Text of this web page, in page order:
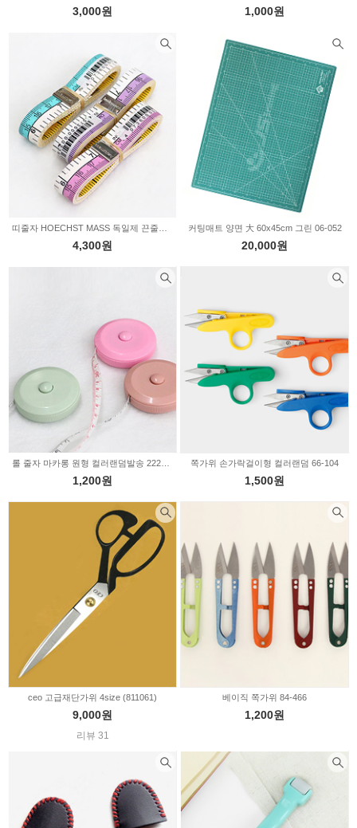
3,000원 1,000원
띠줄자 HOECHST MASS 독일제 끈줄자 컬러랜덤 2235548
4,300원
커팅매트 양면 大 60x45cm 그린 06-052
20,000원
1,200원
쪽가위 손가락걸이형 컬러랜덤 66-104
1,500원
ceo 고급재단가위 4size (811061)
9,000원
리뷰 31
베이직 쪽가위 84-466
1,200원